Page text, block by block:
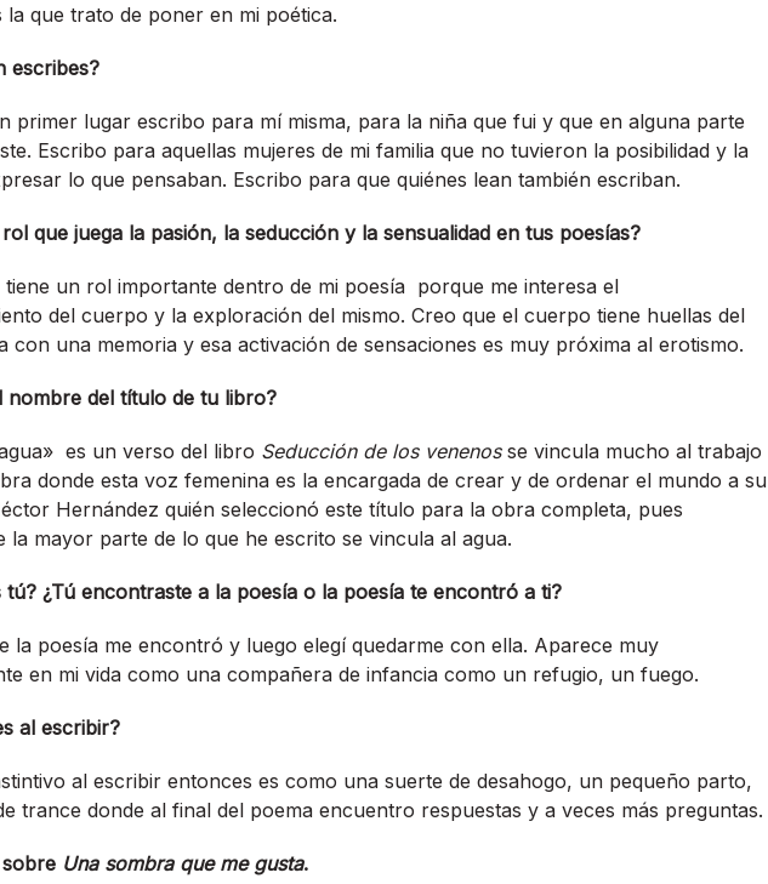
la que trato de poner en mi poética.
escribes?
primer lugar escribo para mí misma, para la niña que fui y que en alguna parte
Escribo para aquellas mujeres de mi familia que no tuvieron la posibilidad y la
lo que pensaban. Escribo para que quiénes lean también escriban.
que juega la pasión, la seducción y la sensualidad en tus poesías?
un rol importante dentro de mi poesía porque me interesa el
del cuerpo y la exploración del mismo. Creo que el cuerpo tiene huellas del
con una memoria y esa activación de sensaciones es muy próxima al erotismo.
del título de tu libro?
es un verso del libro Seducción de los venenosse vincula mucho al trabajo
donde esta voz femenina es la encargada de crear y de ordenar el mundo a su
Hernández quién seleccionó este título para la obra completa, pues
la mayor parte de lo que he escrito se vincula al agua.
¿Tú encontraste a la poesía o la poesía te encontró a ti?
la poesía me encontró y luego elegí quedarme con ella. Aparece muy
en mi vida como una compañera de infancia como un refugio, un fuego.
al escribir?
al escribir entonces es como una suerte de desahogo, un pequeño parto,
trance donde al final del poema encuentro respuestas y a veces más preguntas.
Una sombra que me gusta.